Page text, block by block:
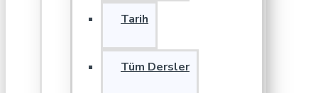
Tarih
Tüm Dersler